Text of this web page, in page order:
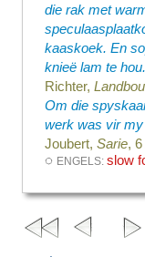
die rak met
kaaskoek. En
knieë lam te
Richter,
Om die
werk was vir
Joubert,Sarie, 6
◌ ENGELS:slow